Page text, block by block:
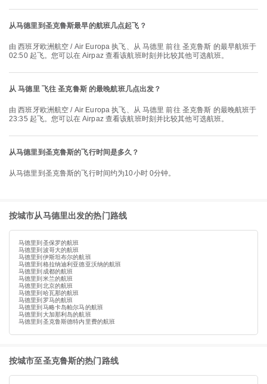
从马德里到圣克鲁斯最早的航班几点起飞？
由 西班牙欧洲航空 / Air Europa 执飞、从 马德里 前往 圣克鲁斯 的最早航班于
02:50 起飞。您可以在 Airpaz 查看该航班时刻并比较其他可选航班。
从 马德里 飞往 圣克鲁斯 的最晚航班几点出发？
由 西班牙欧洲航空 / Air Europa 执飞、从 马德里 前往 圣克鲁斯 的最晚航班于
23:35 起飞。您可以在 Airpaz 查看该航班时刻并比较其他可选航班。
从马德里到圣克鲁斯的飞行时间是多久？
从马德里到圣克鲁斯的飞行时间约为10小时 0分钟。
按城市从马德里出发的热门路线
马德里到圣保罗的航班
马德里到波哥大的航班
马德里到伊斯坦布尔的航班
马德里到格拉纳迪利亚德亚沃纳的航班
马德里到成都的航班
马德里到米兰的航班
马德里到北京的航班
马德里到哈瓦那的航班
马德里到罗马的航班
马德里到马略卡岛帕尔马的航班
马德里到大加那利岛的航班
马德里到圣克鲁斯德特内里费的航班
按城市至圣克鲁斯的热门路线